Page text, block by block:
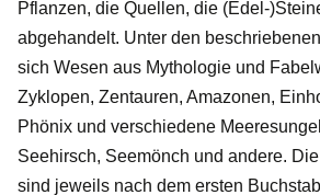
Pflanzen, die Quellen, die (Edel-
abgehandelt. Unter den
sich Wesen aus Mythologie und
Zyklopen, Zentauren, Amazonen,
Phönix und verschiedene
Seehirsch, Seemönch und andere.
sind jeweils nach dem ersten